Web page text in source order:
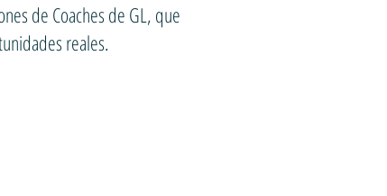
de Coaches de GL, que
reales.